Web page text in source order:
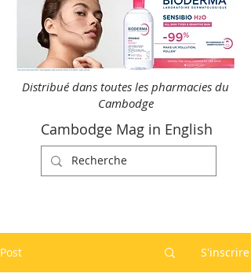
Distribué dans toutes les pharmacies du
Cambodge
Cambodge Mag in English
Post S'inscrire